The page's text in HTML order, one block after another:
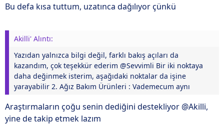
Bu defa kısa tuttum, uzatınca dağılıyor çünkü
Akilli' Alıntı:
Yazıdan yalnızca bilgi değil, farklı bakış açıları da
kazandım, çok teşekkür ederim @Sevvimli Bir iki noktaya
daha değinmek isterim, aşağıdaki noktalar da işine
yarayabilir 2. Ağız Bakım Ürünleri : Vademecum aynı
Araştırmaların çoğu senin dediğini destekliyor @Akilli,
yine de takip etmek lazım